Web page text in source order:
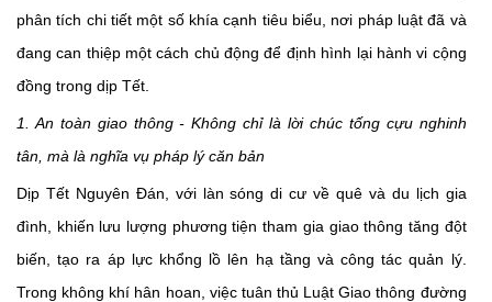
phân tích chi tiết một số khía cạnh tiêu biểu, nơi pháp luật đã và
đang can thiệp một cách chủ động để định hình lại hành vi cộng
đồng trong dịp Tết.
1. An toàn giao thông - Không chỉ là lời chúc tống cựu nghinh
tân, mà là nghĩa vụ pháp lý căn bản
Dịp Tết Nguyên Đán, với làn sóng di cư về quê và du lịch gia
đình, khiến lưu lượng phương tiện tham gia giao thông tăng đột
biến, tạo ra áp lực khổng lồ lên hạ tầng và công tác quản lý.
Trong không khí hân hoan, việc tuân thủ Luật Giao thông đường